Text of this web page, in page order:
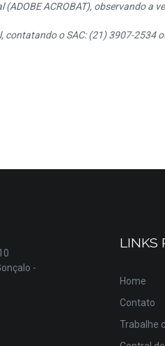
ACROBAT), observando a
o SAC: (21) 3907-2534
-
LINKS
Home
Contato
Trabalhe